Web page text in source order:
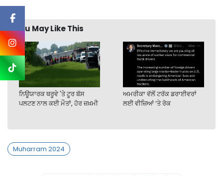
You May Like This
ਨਿਊਯਾਰਕ ਥਰੂਵੇ 'ਤੇ ਟੂਰ ਬੱਸ
ਪਲਟਣ ਨਾਲ ਕਈ ਮੌਤਾਂ, ਹੋਰ ਜ਼ਖ਼ਮੀ
ਅਮਰੀਕਾ ਵੱਲੋਂ ਟਰੱਕ ਡਰਾਈਵਰਾਂ
ਲਈ ਵੀਜ਼ਿਆਂ ‘ਤੇ ਰੋਕ
Muharram 2024